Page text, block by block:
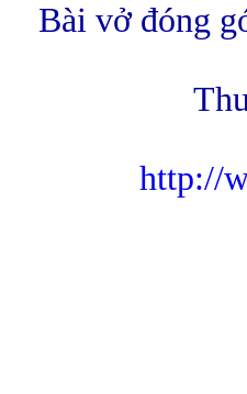
Bài vở đóng
http://